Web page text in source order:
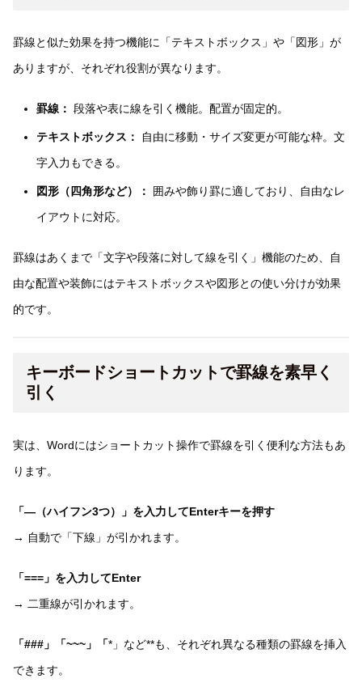
罫線と似た効果を持つ機能に「テキストボックス」や「図形」が
ありますが、それぞれ役割が異なります。
罫線： 段落や表に線を引く機能。配置が固定的。
テキストボックス：
自由に移動・サイズ変更が可能な枠。文
字入力もできる。
図形（四角形など）：
囲みや飾り罫に適しており、自由なレ
イアウトに対応。
罫線はあくまで「文字や段落に対して線を引く」機能のため、自
由な配置や装飾にはテキストボックスや図形との使い分けが効果
的です。
キーボードショートカットで罫線を素早く
引く
実は、Wordにはショートカット操作で罫線を引く便利な方法もあ
ります。
「—（ハイフン3つ）」を入力してEnterキーを押す
→ 自動で「下線」が引かれます。
「===」を入力してEnter
→ 二重線が引かれます。
「###」「~~~」「*」など**も、それぞれ異なる種類の罫線を挿入
できます。